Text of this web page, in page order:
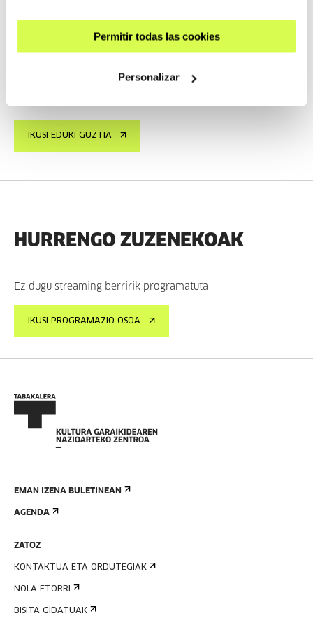
Permitir todas las cookies
Personalizar
Taxio Ardanazi elkarrizketa
TAXIO ARDANAZ ES EU | ES | EN
IKUSI EDUKI GUZTIA
HURRENGO ZUZENEKOAK
Ez dugu streaming berririk programatuta
IKUSI PROGRAMAZIO OSOA
EMAN IZENA BULETINEAN
AGENDA
ZATOZ
KONTAKTUA ETA ORDUTEGIAK
NOLA ETORRI
BISITA GIDATUAK